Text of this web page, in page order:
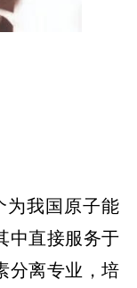
为我国原子能
中直接服务于
分离专业，培